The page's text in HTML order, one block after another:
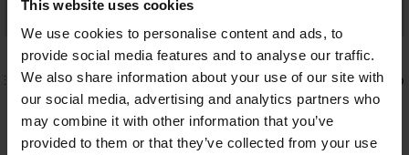
This website uses cookies
We use cookies to personalise content and ads, to
provide social media features and to analyse our traffic.
We also share information about your use of our site with
our social media, advertising and analytics partners who
may combine it with other information that you’ve
provided to them or that they’ve collected from your use
5
Sleva -50%
Noční košile DKNY Autumn Spice
dlouhá
2 399 Kč
Saténové
1 199 Kč